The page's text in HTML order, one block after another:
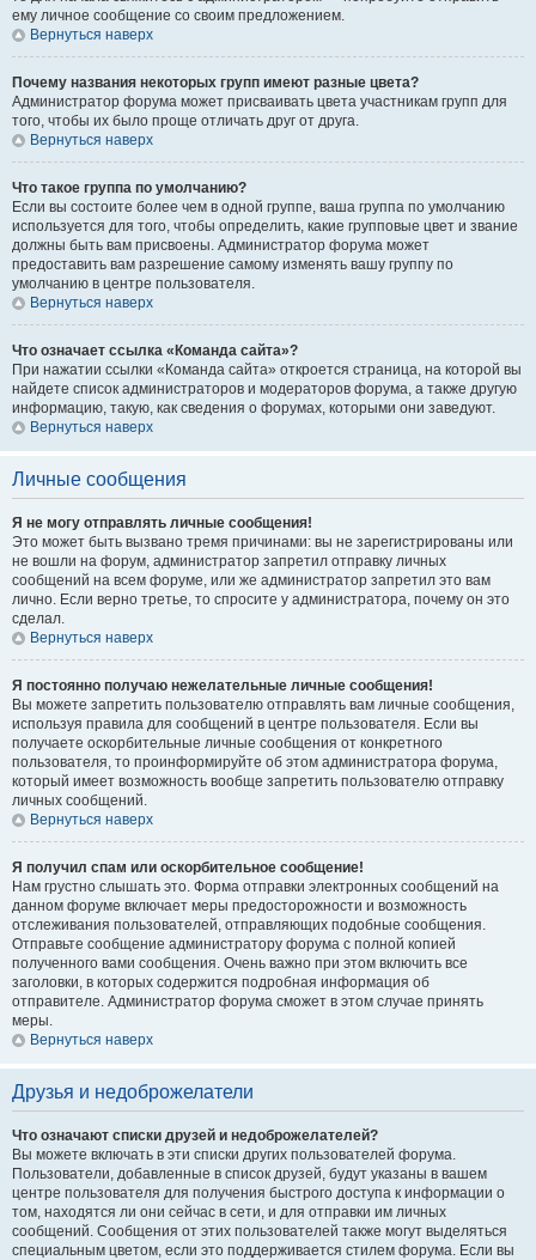
ему личное сообщение со своим предложением.
Вернуться наверх
Почему названия некоторых групп имеют разные цвета?
Администратор форума может присваивать цвета участникам групп для
того, чтобы их было проще отличать друг от друга.
Вернуться наверх
Что такое группа по умолчанию?
Если вы состоите более чем в одной группе, ваша группа по умолчанию
используется для того, чтобы определить, какие групповые цвет и звание
должны быть вам присвоены. Администратор форума может
предоставить вам разрешение самому изменять вашу группу по
умолчанию в центре пользователя.
Вернуться наверх
Что означает ссылка «Команда сайта»?
При нажатии ссылки «Команда сайта» откроется страница, на которой вы
найдете список администраторов и модераторов форума, а также другую
информацию, такую, как сведения о форумах, которыми они заведуют.
Вернуться наверх
Личные сообщения
Я не могу отправлять личные сообщения!
Это может быть вызвано тремя причинами: вы не зарегистрированы или
не вошли на форум, администратор запретил отправку личных
сообщений на всем форуме, или же администратор запретил это вам
лично. Если верно третье, то спросите у администратора, почему он это
сделал.
Вернуться наверх
Я постоянно получаю нежелательные личные сообщения!
Вы можете запретить пользователю отправлять вам личные сообщения,
используя правила для сообщений в центре пользователя. Если вы
получаете оскорбительные личные сообщения от конкретного
пользователя, то проинформируйте об этом администратора форума,
который имеет возможность вообще запретить пользователю отправку
личных сообщений.
Вернуться наверх
Я получил спам или оскорбительное сообщение!
Нам грустно слышать это. Форма отправки электронных сообщений на
данном форуме включает меры предосторожности и возможность
отслеживания пользователей, отправляющих подобные сообщения.
Отправьте сообщение администратору форума с полной копией
полученного вами сообщения. Очень важно при этом включить все
заголовки, в которых содержится подробная информация об
отправителе. Администратор форума сможет в этом случае принять
меры.
Вернуться наверх
Друзья и недоброжелатели
Что означают списки друзей и недоброжелателей?
Вы можете включать в эти списки других пользователей форума.
Пользователи, добавленные в список друзей, будут указаны в вашем
центре пользователя для получения быстрого доступа к информации о
том, находятся ли они сейчас в сети, и для отправки им личных
сообщений. Сообщения от этих пользователей также могут выделяться
специальным цветом, если это поддерживается стилем форума. Если вы